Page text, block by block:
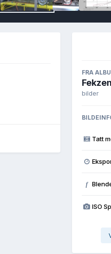
FRA
bilder
Tatt
f
ISO